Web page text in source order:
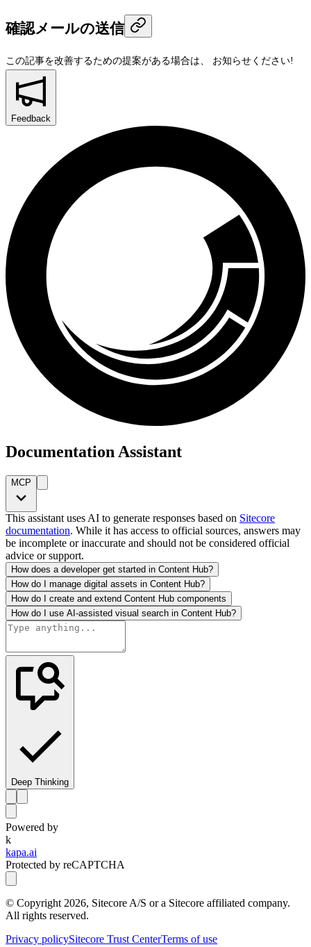
確認メールの送信
この記事を改善するための提案がある場合は、 お知らせください!
Feedback
Documentation Assistant
MCP
This assistant uses AI to generate responses based on Sitecore
documentation. While it has access to official sources, answers may
be incomplete or inaccurate and should not be considered official
advice or support.
How does a developer get started in Content Hub?
How do I manage digital assets in Content Hub?
How do I create and extend Content Hub components
How do I use AI-assisted visual search in Content Hub?
Deep Thinking
Powered by
k
kapa.ai
Protected by reCAPTCHA
© Copyright 2026, Sitecore A/S or a Sitecore affiliated company.
All rights reserved.
Privacy policySitecore Trust CenterTerms of use